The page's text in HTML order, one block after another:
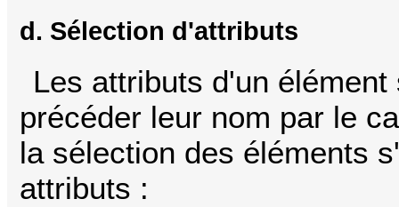
d. Sélection d'attributs
Les attributs d'un
précéder leur nom par le
la sélection des éléments
attributs :